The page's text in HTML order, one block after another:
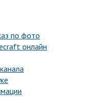
по фото
онлайн